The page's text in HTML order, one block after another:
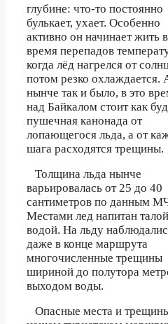
глубине: что-то постоянно
булькает, ухает. Особенно
активно он начинает жить
время перепадов
когда лёд нагрелся от
потом резко охлаждается.
нынче так и было, в это
над Байкалом стоит как
пушечная канонада от
лопающегося льда, а от
шага расходятся трещины.
Толщина льда нынче
варьировалась от 25 до 40
сантиметров по данным
Местами лед напитан талой
водой. На льду
даже в конце маршрута
многочисленные трещины
шириной до полутора
выходом воды.
Опасные места и